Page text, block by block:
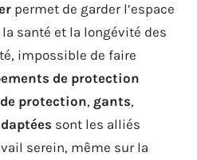
permet de garder l’espace
santé et la longévité des
impossible de faire
de protection
protection, gants,
sont les alliés
serein, même sur la